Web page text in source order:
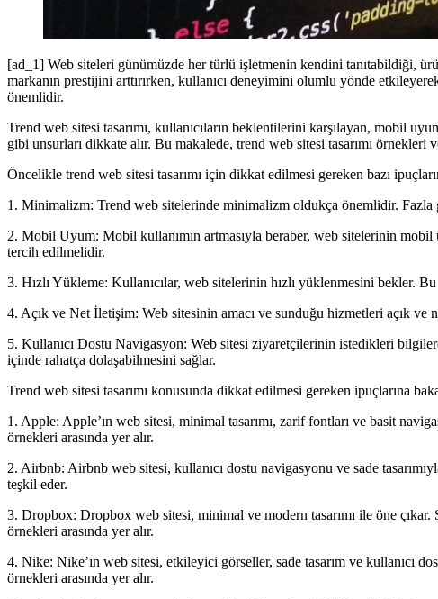
[ad_1] Web siteleri günümüzde her türlü işletmenin kendini tanıtabildiği,
markanın prestijini arttırırken, kullanıcı deneyimini olumlu yönde
önemlidir.
Trend web sitesi tasarımı, kullanıcıların beklentilerini karşılayan, mobil
gibi unsurları dikkate alır. Bu makalede, trend web sitesi tasarımı örnekleri
Öncelikle trend web sitesi tasarımı için dikkat edilmesi gereken bazı
1. Minimalizm: Trend web sitelerinde minimalizm oldukça önemlidir. Fazla
2. Mobil Uyum: Mobil kullanımın artmasıyla beraber, web sitelerinin mobil
tercih edilmelidir.
3. Hızlı Yükleme: Kullanıcılar, web sitelerinin hızlı yüklenmesini bekler.
4. Açık ve Net İletişim: Web sitesinin amacı ve sunduğu hizmetleri açık
5. Kullanıcı Dostu Navigasyon: Web sitesi ziyaretçilerinin istedikleri
içinde rahatça dolaşabilmesini sağlar.
Trend web sitesi tasarımı konusunda dikkat edilmesi gereken ipuçlarına
1. Apple: Apple’ın web sitesi, minimal tasarımı, zarif fontları ve basit
örnekleri arasında yer alır.
2. Airbnb: Airbnb web sitesi, kullanıcı dostu navigasyonu ve sade
teşkil eder.
3. Dropbox: Dropbox web sitesi, minimal ve modern tasarımı ile öne çıkar.
örnekleri arasında yer alır.
4. Nike: Nike’ın web sitesi, etkileyici görseller, sade tasarım ve kullanıcı
örnekleri arasında yer alır.